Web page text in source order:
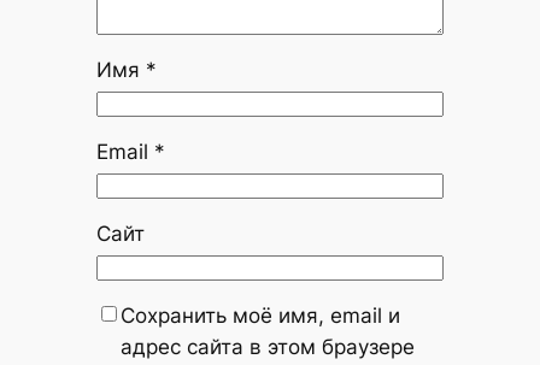
Имя *
Email *
Сайт
Сохранить моё имя, email и
адрес сайта в этом браузере